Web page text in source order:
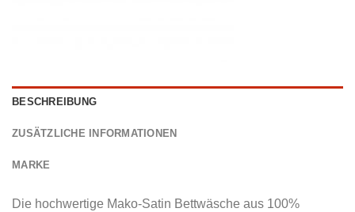
BESCHREIBUNG
ZUSÄTZLICHE INFORMATIONEN
MARKE
Die hochwertige Mako-Satin Bettwäsche aus 100%